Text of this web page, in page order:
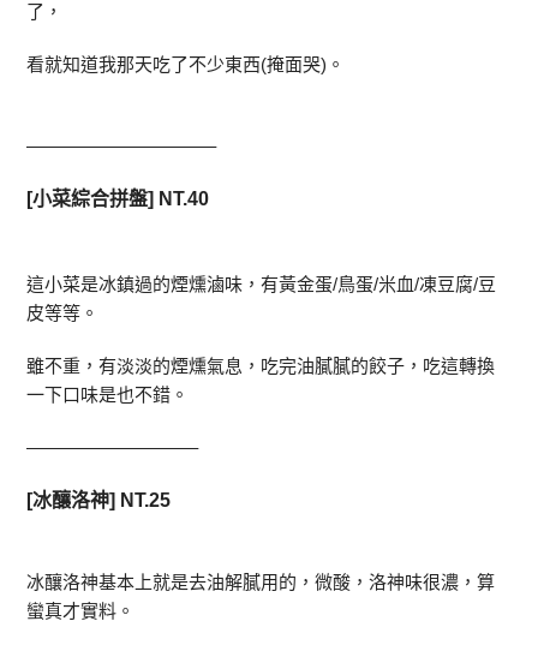
了，
看就知道我那天吃了不少東西(掩面哭)。
——————————–
[小菜綜合拼盤] NT.40
這小菜是冰鎮過的煙燻滷味，有黃金蛋/鳥蛋/米血/凍豆腐/豆
皮等等。
雖不重，有淡淡的煙燻氣息，吃完油膩膩的餃子，吃這轉換
一下口味是也不錯。
—————————–
[冰釀洛神] NT.25
冰釀洛神基本上就是去油解膩用的，微酸，洛神味很濃，算
蠻真才實料。